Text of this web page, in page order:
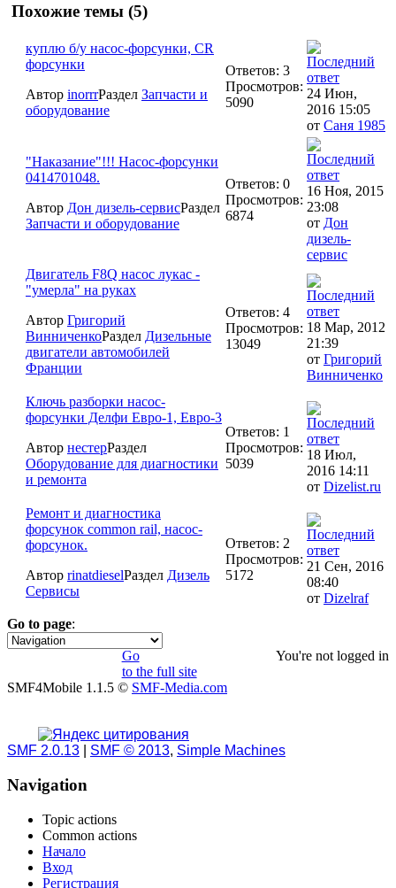
Похожие темы (5)
куплю б/у насос-форсунки, CR
форсунки
Автор inorrrРаздел Запчасти и
оборудование
Ответов: 3
Просмотров:
5090
24 Июн,
2016 15:05
от Саня 1985
"Наказание"!!! Насос-форсунки
0414701048.
Автор Дон дизель-сервисРаздел
Запчасти и оборудование
Ответов: 0
Просмотров:
6874
16 Ноя, 2015
23:08
от Дон
дизель-
сервис
Двигатель F8Q насос лукас -
"умерла" на руках
Автор Григорий
ВинниченкоРаздел Дизельные
двигатели автомобилей
Франции
Ответов: 4
Просмотров:
13049
18 Мар, 2012
21:39
от Григорий
Винниченко
Ключь разборки насос-
форсунки Делфи Евро-1, Евро-3
Автор нестерРаздел
Оборудование для диагностики
и ремонта
Ответов: 1
Просмотров:
5039
18 Июл,
2016 14:11
от Dizelist.ru
Ремонт и диагностика
форсунок common rail, насос-
форсунок.
Автор rinatdieselРаздел Дизель
Сервисы
Ответов: 2
Просмотров:
5172
21 Сен, 2016
08:40
от Dizelraf
Go to page:
1 2 3 »
You're not logged in
Go
to the full site
SMF4Mobile 1.1.5 © SMF-Media.com
SMF 2.0.13 SMF © 2013, Simple Machines
Navigation
Topic actions
Common actions
Начало
Вход
Регистрация